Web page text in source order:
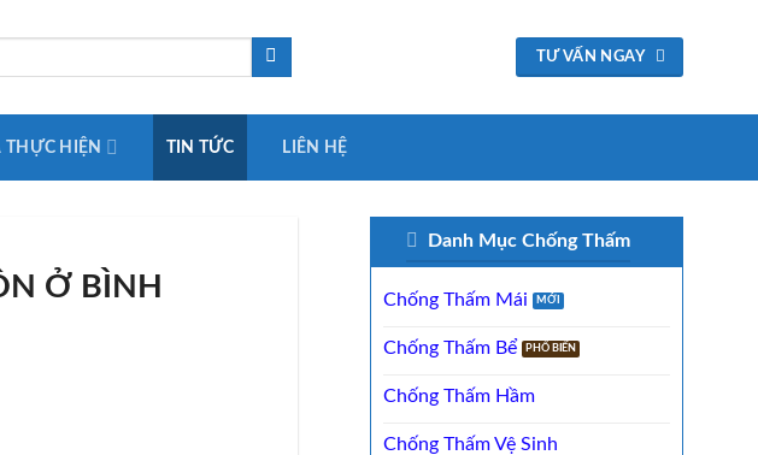
TƯ VẤN NGAY
HIỆN TIN TỨC LIÊN HỆ
Ở BÌNH
Danh Mục Chống Thấm
Chống Thấm Mái
Chống Thấm Bể
Chống Thấm Hầm
Chống Thấm Vệ Sinh